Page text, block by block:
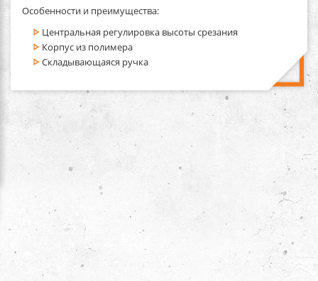
Особенности и преимущества:
Центральная регулировка высоты срезания
Корпус из полимера
Складывающаяся ручка